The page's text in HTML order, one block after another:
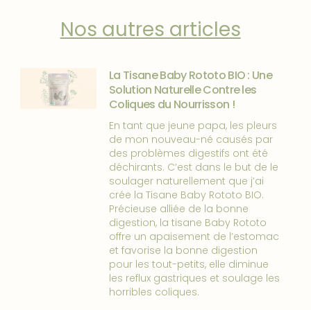
Nos autres articles
La Tisane Baby Rototo BIO : Une
Solution Naturelle Contre les
Coliques du Nourrisson !
En tant que jeune papa, les pleurs
de mon nouveau-né causés par
des problèmes digestifs ont été
déchirants. C’est dans le but de le
soulager naturellement que j’ai
crée la Tisane Baby Rototo BIO.
Précieuse alliée de la bonne
digestion, la tisane Baby Rototo
offre un apaisement de l’estomac
et favorise la bonne digestion
pour les tout-petits, elle diminue
les reflux gastriques et soulage les
horribles coliques.